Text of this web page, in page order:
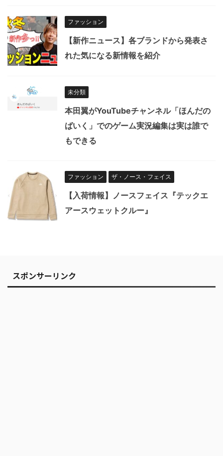
ファッション
【新作ニュース】各ブランドから発表さ
れた気になる新情報を紹介
未分類
本田翼がYouTubeチャンネル「ほんだの
ばいく」でのゲーム実況編集は実は誰で
もできる
ファッション ザ・ノース・フェイス
【入荷情報】ノースフェイス『テックエ
アースウェットクルー』
スポンサーリンク